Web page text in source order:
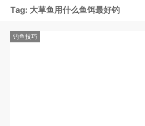
Tag: 大草鱼用什么鱼饵最好钓
钓鱼技巧